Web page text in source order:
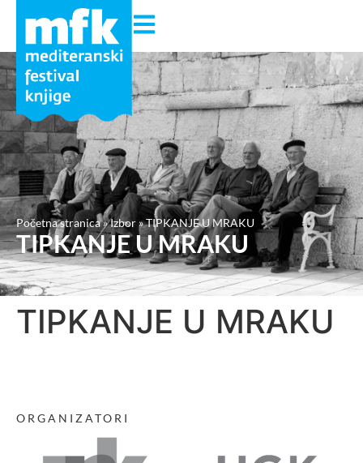
Početna stranica»Izbor»TIPKANJE U MRAKU
TIPKANJE U MRAKU
TIPKANJE U MRAKU
ORGANIZATORI